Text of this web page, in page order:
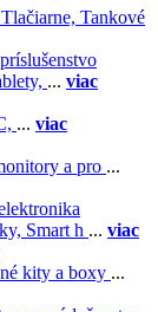
Tlačiarne, Tankové
... viac
... viac
a pro ...
Smart h ... viac
kity a boxy ...